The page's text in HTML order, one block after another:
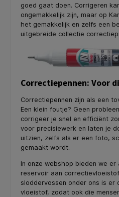
goed gaat doen. Corrigeren
ongemakkelijk zijn, maar op
het gemakkelijk en zelfs een
uitgebreide collectie
Correctiepennen: Voor
Correctiepennen zijn als een
Een klein foutje? Geen
corrigeer je snel en efficiënt
voor precisiewerk en laten je
uitzien, zelfs als er een foto,
gemaakt wordt.
In onze webshop bieden we
reservoir aan
sloddervossen onder ons is er
vloeistof, zodat ook die